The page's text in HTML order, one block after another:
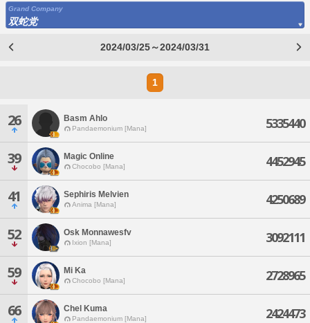
Grand Company
双蛇党
2024/03/25～2024/03/31
1
26 Basm Ahlo
Pandaemonium [Mana] 5335440
39 Magic Online
Chocobo [Mana] 4452945
41 Sephiris Melvien
Anima [Mana] 4250689
52 Osk Monnawesfv
Ixion [Mana] 3092111
59 Mi Ka
Chocobo [Mana] 2728965
66 Chel Kuma
Pandaemonium [Mana] 2424473